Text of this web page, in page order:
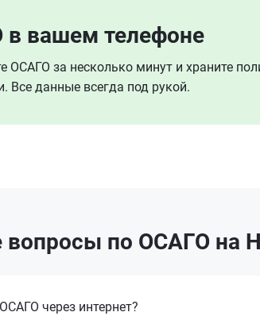
вашем телефоне
ОСАГО за несколько минут и храните
Все данные всегда под рукой.
вопросы по ОСАГО на
через интернет?